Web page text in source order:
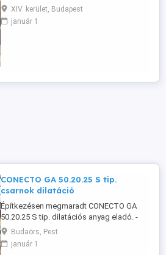
db), 160(1 db), 200cm(3 db) Egy különálló
darab: Magasság: 28cm Szélesség: 25cm
Hossza: 200cm
XIV. kerület, Budapest
január 1
CONECTO GA 50.20.25 S tip.
csarnok dilatáció
Építkezésen megmaradt CONECTO GA
50.20.25 S tip. dilatációs anyag eladó. -
betonba rögzítő csavar: 6 doboz -a
lemezt leszorító csavar: 9 doboz (9x500
db, össz. 4500 db). -a dilatáció
Budaörs, Pest
január 1